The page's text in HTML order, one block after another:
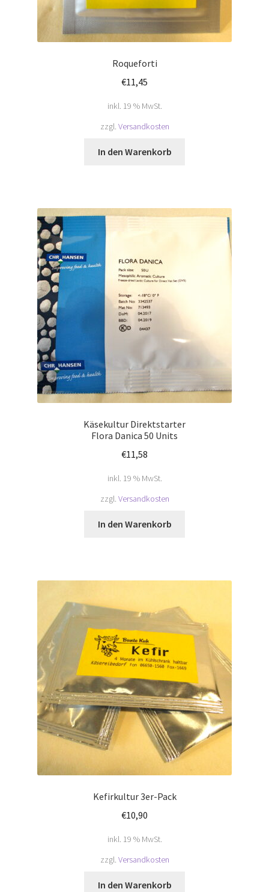
Roqueforti
€11,45
inkl. 19 % MwSt.
zzgl. Versandkosten
In den Warenkorb
Käsekultur Direktstarter
Flora Danica 50 Units
€11,58
inkl. 19 % MwSt.
zzgl. Versandkosten
In den Warenkorb
Kefirkultur 3er-Pack
€10,90
inkl. 19 % MwSt.
zzgl. Versandkosten
In den Warenkorb